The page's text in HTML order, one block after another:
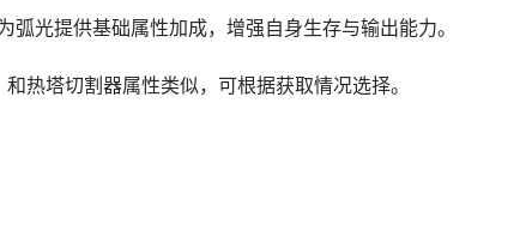
能为弧光提供基础属性加成，增强自身生存与输出能力。
击，和热塔切割器属性类似，可根据获取情况选择。